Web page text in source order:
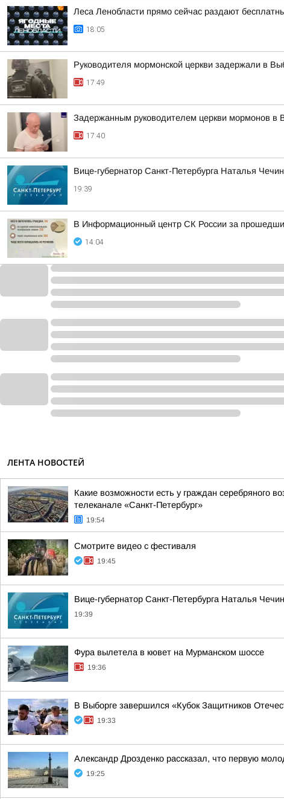
Леса Ленобласти прямо сейчас раздают
18:05
Руководителя мормонской церкви задержали в
17:49
Задержанным руководителем церкви мормонов в
17:40
Вице-губернатор Санкт-Петербурга Наталья
19:39
В Информационный центр СК России за
14:04
ЛЕНТА НОВОСТЕЙ
Какие возможности есть у граждан серебряного
телеканале «Санкт-Петербург»
19:54
Смотрите видео с фестиваля
19:45
Вице-губернатор Санкт-Петербурга Наталья
19:39
Фура вылетела в кювет на Мурманском шоссе
19:36
В Выборге завершился «Кубок Защитников
19:33
Александр Дрозденко рассказал, что первую
19:25